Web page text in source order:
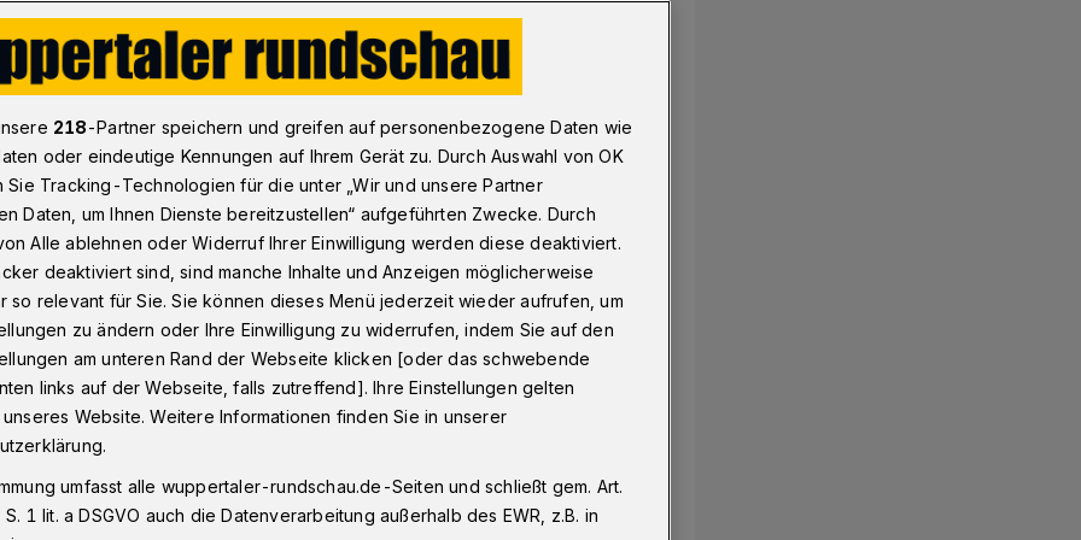
den Verkehr in Wuppertal aus
den
aus
der am Mittwochmittag (7.
eingesetzt hat, und glatter Straßen
Beeinträchtigungen.
218-Partner speichern und greifen auf personenbezogene Daten wie
oder eindeutige Kennungen auf Ihrem Gerät zu. Durch Auswahl von OK
Sie Tracking-Technologien für die unter „Wir und unsere Partner
Daten, um Ihnen Dienste bereitzustellen“ aufgeführten Zwecke. Durch
Alle ablehnen oder Widerruf Ihrer Einwilligung werden diese deaktiviert.
deaktiviert sind, sind manche Inhalte und Anzeigen möglicherweise
so relevant für Sie. Sie können dieses Menü jederzeit wieder aufrufen, um
zu ändern oder Ihre Einwilligung zu widerrufen, indem Sie auf den
am unteren Rand der Webseite klicken [oder das schwebende
links auf der Webseite, falls zutreffend]. Ihre Einstellungen gelten
Website. Weitere Informationen finden Sie in unserer
umfasst alle wuppertaler-rundschau.de-Seiten und schließt gem. Art.
1 lit. a DSGVO auch die Datenverarbeitung außerhalb des EWR, z.B. in